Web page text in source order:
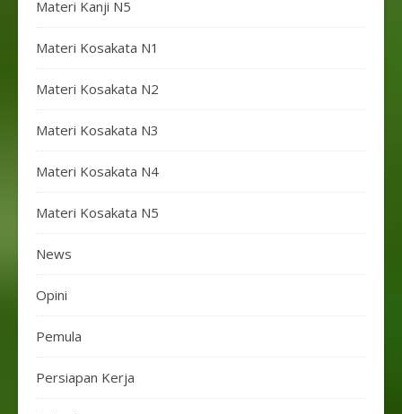
Materi Kanji N5
Materi Kosakata N1
Materi Kosakata N2
Materi Kosakata N3
Materi Kosakata N4
Materi Kosakata N5
News
Opini
Pemula
Persiapan Kerja